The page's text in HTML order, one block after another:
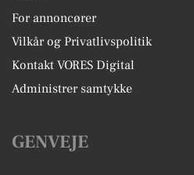
For annoncører
Vilkår og Privatlivspolitik
Kontakt VORES Digital
Administrer samtykke
GENVEJE